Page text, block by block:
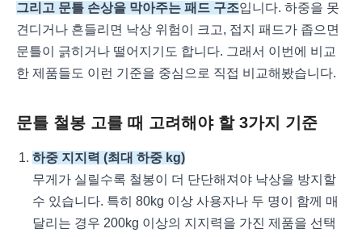
그리고 문틀 손상을 막아주는 패드 구조입니다. 하중을 못
견디거나 흔들리면 낙상 위험이 크고, 접지 패드가 좁으면
문틀이 긁히거나 떨어지기도 합니다. 그래서 이번에 비교
한 제품들도 이런 기준을 중심으로 직접 비교해봤습니다.
문틀 철봉 고를 때 고려해야 할 3가지 기준
하중 지지력 (최대 하중 kg)
무게가 실릴수록 철봉이 더 단단해져야 낙상을 방지할
수 있습니다. 특히 80kg 이상 사용자나 두 명이 함께 매
달리는 경우 200kg 이상의 지지력을 가진 제품을 선택